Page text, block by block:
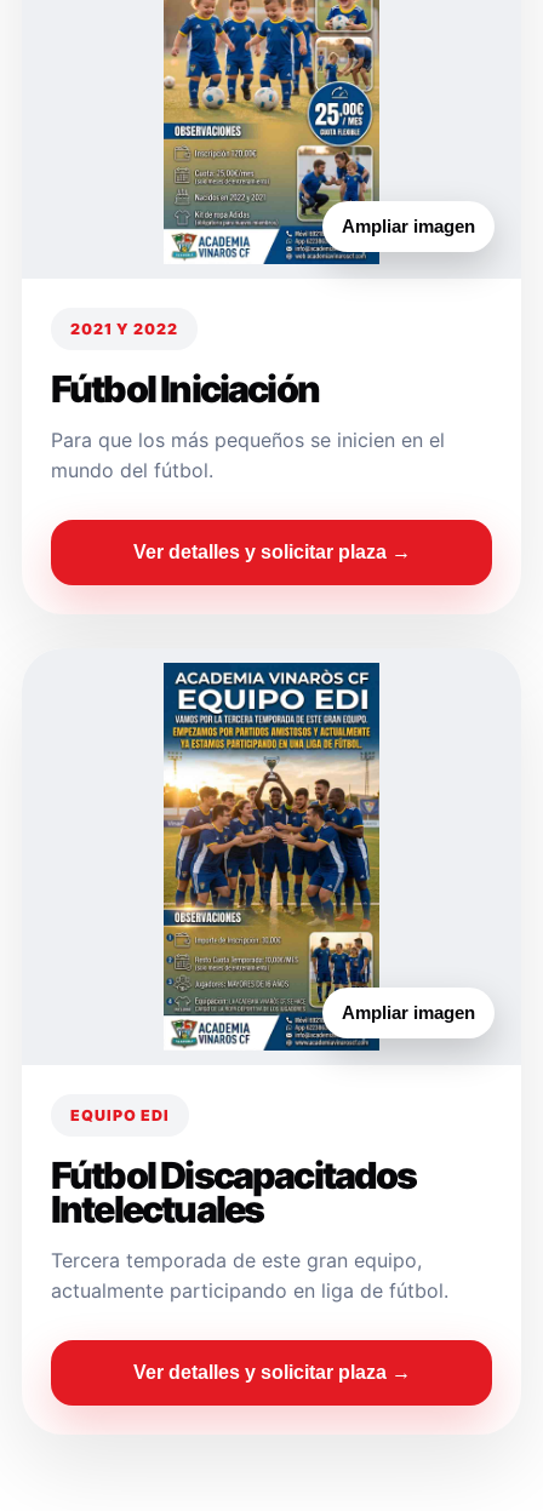
Ampliar imagen
2021 Y 2022
Fútbol Iniciación
Para que los más pequeños se inicien en el
mundo del fútbol.
Ver detalles y solicitar plaza →
Ampliar imagen
EQUIPO EDI
Fútbol Discapacitados
Intelectuales
Tercera temporada de este gran equipo,
actualmente participando en liga de fútbol.
Ver detalles y solicitar plaza →